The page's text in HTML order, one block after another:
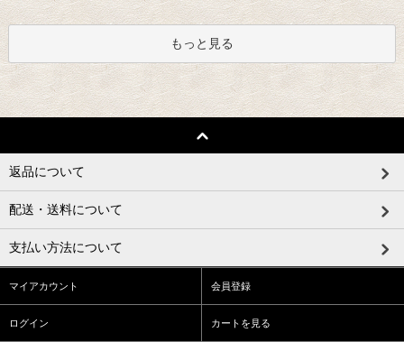
もっと見る
返品について
配送・送料について
支払い方法について
マイアカウント 会員登録
ログイン カートを見る